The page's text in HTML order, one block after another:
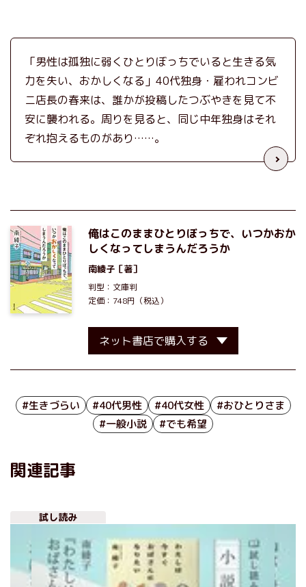
「男性は孤独に弱くひとりぼっちでいると生きる気
力を失い、おかしくなる」40代独身・雇われコンビ
ニ店長の春来は、誰かが投稿したつぶやきを見て不
安に襲われる。周りを見ると、同じ中年独身はそれ
ぞれ抱えるものがあり……。
俺はこのままひとりぼっちで、いつかおか
しくなってしまうんだろうか
南綾子 ［著］
判型：文庫判
定価：748円（税込）
ネット書店で購入する
#生きづらい #40代男性 #40代女性
#おひとりさま
#一般小説
#でも希望
関連記事
試し読み